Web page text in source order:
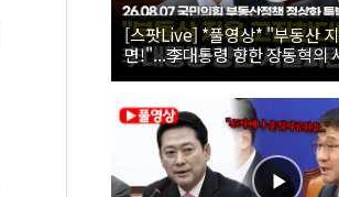
[스팟Live] *풀영상* "부동산
면!"...李대통령 향한 장동혁의
| 26.08.07 국민의힘 부동산정책
위원회 전체회의